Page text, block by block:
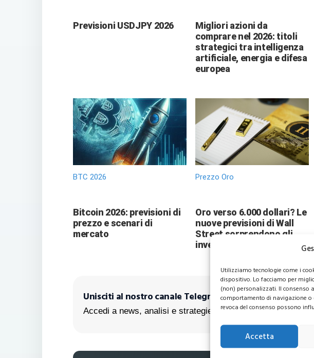
Utilizziamo tecnologie come i
dispositivo. Lo facciamo per
(non) personalizzati. Il consenso
comportamento di navigazione o
revoca del consenso possono
Accetta
Previsioni USDJPY 2026
Migliori azioni da
comprare nel 2026: titoli
strategici tra intelligenza
artificiale, energia e difesa
europea
BTC 2026
Bitcoin 2026: previsioni di
prezzo e scenari di
mercato
Prezzo Oro
Oro verso 6.000 dollari? Le
nuove previsioni di Wall
Street sorprendono gli
investitori
Unisciti al nostro canale Telegram!
Accedi a news, analisi e strategie esclusive per i tuoi